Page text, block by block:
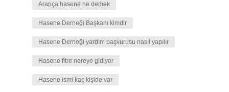
Arapça hasene ne demek
Hasene Derneği Başkanı kimdir
Hasene Derneği yardım başvurusu nasıl yapılır
Hasene fitre nereye gidiyor
Hasene ismi kaç kişide var